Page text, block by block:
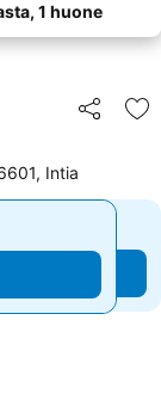
1 huone
Jaa
Intia